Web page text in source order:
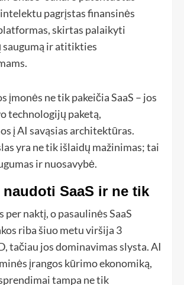
pagrįstas finansinės
skirtas palaikyti
saugumą ir atitikties
įmonės ne tik pakeičia SaaS – jos
technologijų paketą,
į AI savąsias architektūras.
yra ne tik išlaidų mažinimas; tai
ir nuosavybė.
SaaS ir ne tik
per naktį, o pasaulinės SaaS
riba šiuo metu viršija 3
tačiau jos dominavimas slysta. AI
įrangos kūrimo ekonomiką,
tampa ne tik